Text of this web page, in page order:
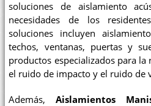
soluciones de aislamiento
necesidades de los
soluciones incluyen
techos, ventanas, puertas y
productos especializados para
el ruido de impacto y el ruido de
Además,Aislamientos